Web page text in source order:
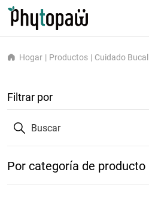
Hogar Productos Cuidado Bucal
Filtrar por
Por categoría de producto